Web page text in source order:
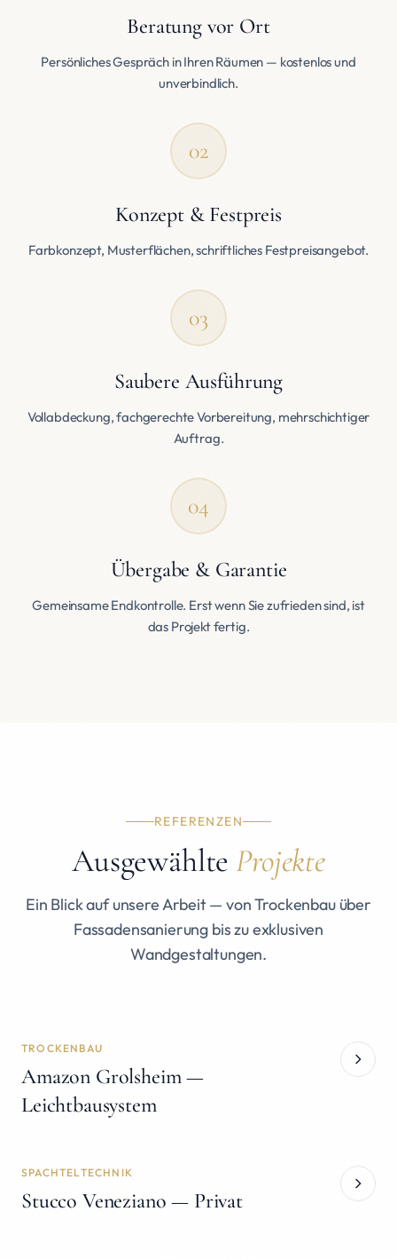
Beratung vor Ort
Persönliches Gespräch in Ihren Räumen — kostenlos und
unverbindlich.
02
Konzept & Festpreis
Farbkonzept, Musterflächen, schriftliches Festpreisangebot.
03
Saubere Ausführung
Vollabdeckung, fachgerechte Vorbereitung, mehrschichtiger
Auftrag.
04
Übergabe & Garantie
Gemeinsame Endkontrolle. Erst wenn Sie zufrieden sind, ist
das Projekt fertig.
REFERENZEN
AusgewählteProjekte
Ein Blick auf unsere Arbeit — von Trockenbau über
Fassadensanierung bis zu exklusiven
Wandgestaltungen.
TROCKENBAU
Amazon Grolsheim —
Leichtbausystem
SPACHTELTECHNIK
Stucco Veneziano — Privat